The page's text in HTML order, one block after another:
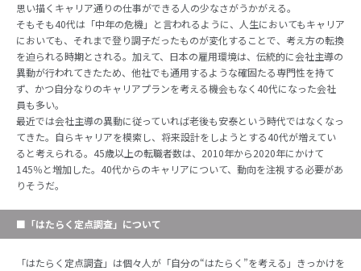
思い描くキャリア通りの仕事ができる人の少なさがうかがえる。
そもそも40代は「中年の危機」と言われるように、人生においてもキャリア
においても、それまで登り調子だったものが変化することで、考え方の転換
を迫られる時期とされる。加えて、日本の雇用環境は、伝統的に会社主導の
異動が行われてきたため、他社でも通用するような確固たる専門性を持て
ず、かつ自分なりのキャリアプランを考える機会もなく40代になった会社
員も多い。
最近では会社主導の異動に従っていれば老後も安泰という時代ではなくなっ
てきた。自らキャリアを模索し、将来設計をしようとする40代が増えてい
ると考えられる。45歳以上の転職者数は、2010年から2020年にかけて
145％と増加した。40代からのキャリアについて、動向を注視する必要があ
りそうだ。
■「はたらく定点調査」について
「はたらく定点調査」は個々人が「自分の“はたらく”を考える」きっかけを